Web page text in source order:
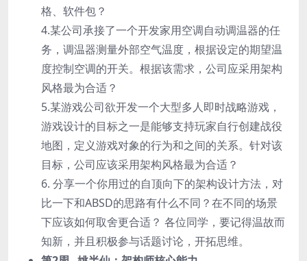
格、软件包？
4.某公司承接了一个开发家用空调自动调温器的任
务，调温器测量外部空气温度，根据设定的期望温
度控制空调的开关。根据该需求，公司应采用架构
风格最为合适？
5.某游戏公司欲开发一个大型多人即时战略游戏，
游戏设计的目标之一是能够支持玩家自行创建战役
地图，定义游戏对象的行为和之间的关系。针对该
目标，公司应该采用架构风格最为合适？
6. 分享一个你用过的自顶向下的架构设计方法，对
比一下和ABSD的思路有什么不同？在不同的场景
下应该如何取舍更合适？ 各位同学，要记得温故而
知新，并且积极参与话题讨论，开拓思维。